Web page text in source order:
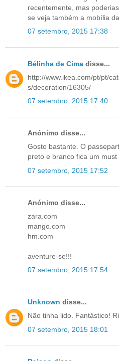
recentemente, mas
se veja também a mobília
07 setembro, 2015 17:38
Bélinha de Cima disse...
http://www.ikea.com/pt/pt/
s/decoration/16305/
07 setembro, 2015 17:40
Anónimo disse...
Gosto bastante. O
preto e branco fica um must
07 setembro, 2015 17:52
Anónimo disse...
zara.com
mango.com
hm.com
aventure-se!!!
07 setembro, 2015 17:54
Unknown disse...
Não tinha lido. Fantástico!
07 setembro, 2015 18:01